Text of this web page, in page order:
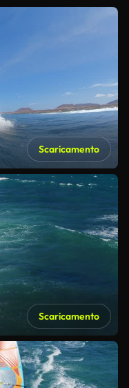
Scaricamento
Scaricamento